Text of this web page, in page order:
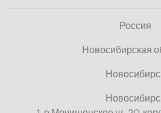
Россия
Новосибирская